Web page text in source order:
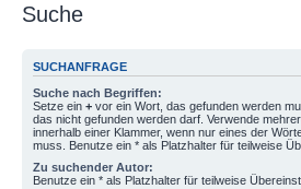
Suche
SUCHANFRAGE
Suche nach Begriffen:
Setze ein + vor ein Wort, das gefunden werden
das nicht gefunden werden darf. Verwende
innerhalb einer Klammer, wenn nur eines der
muss. Benutze ein * als Platzhalter für teilweise
Zu suchender Autor:
Benutze ein * als Platzhalter für teilweise